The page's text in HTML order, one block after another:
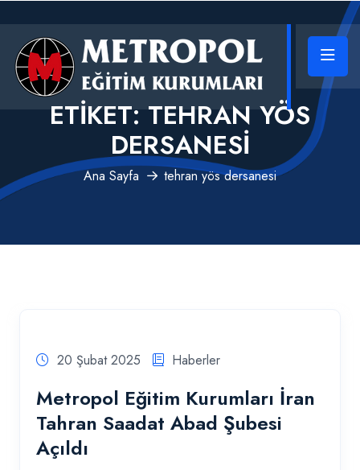
ETIKET:TEHRAN YÖS
DERSANESI
Ana Sayfa tehran yös dersanesi
20 Şubat 2025 Haberler
Metropol Eğitim Kurumları İran
Tahran Saadat Abad Şubesi
Açıldı